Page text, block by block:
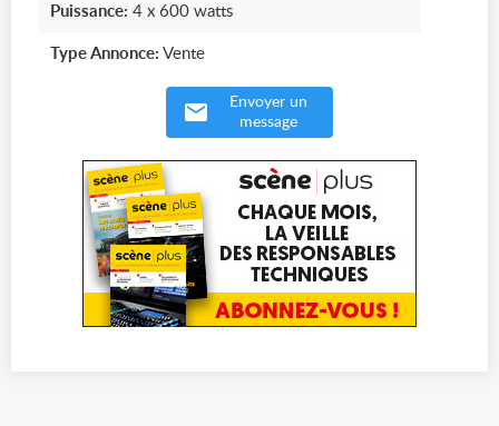
Puissance: 4 x 600 watts
Type Annonce: Vente
Envoyer un
message